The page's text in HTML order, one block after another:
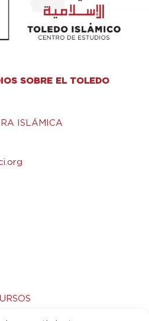
SOBRE EL TOLEDO
ISLÁMICA